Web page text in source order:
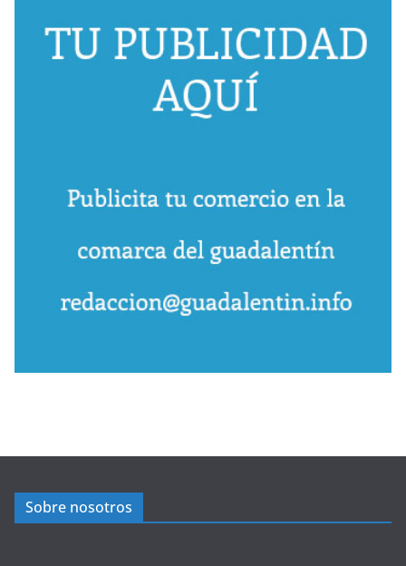
Sobre nosotros